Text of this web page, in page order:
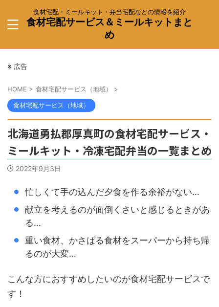
食材宅配・ミールキット・弁当宅配などの情報を紹介
食材宅配サービス＆ミールキットまと
め
※ 広告
HOME > 食材宅配サービス（地域） >
食材宅配サービス（地域）
北海道勇払郡厚真町の食材宅配サービス・
ミールキット・冷凍宅配弁当の一覧まとめ
2022年9月3日
忙しくて手の込んだ夕食を作る余裕がない…
献立を考えるのが面倒くさいと感じるときがあ
る…
重い食材、かさばる食材をスーパーから持ち帰
るのが大変…
こんな方におすすめしたいのが食材宅配サービスで
す！